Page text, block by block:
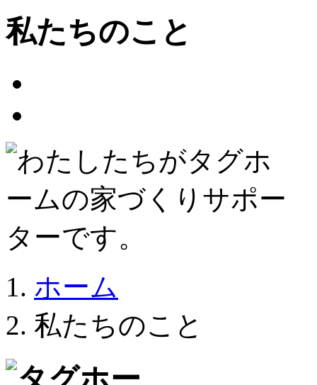
私たちのこと
ホーム
私たちのこと